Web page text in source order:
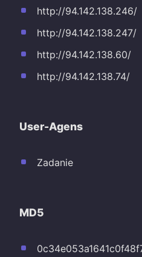
http://94.142.138.246/
http://94.142.138.247/
http://94.142.138.60/
http://94.142.138.74/
User-Agens
Zadanie
MD5